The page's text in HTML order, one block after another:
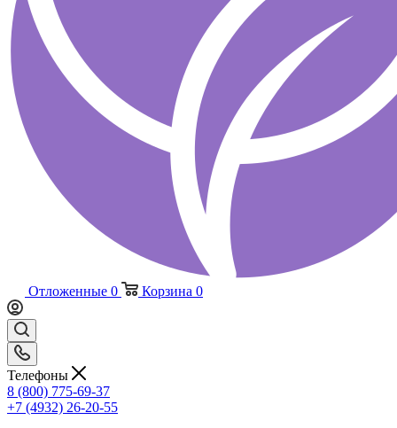
Отложенные 0 Корзина 0
Телефоны
8 (800) 775-69-37
+7 (4932) 26-20-55